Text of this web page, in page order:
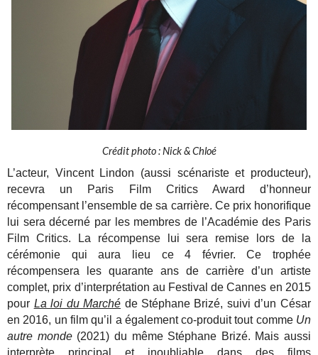
Crédit photo : Nick & Chloé
L’acteur, Vincent Lindon (aussi scénariste et producteur),
recevra un Paris Film Critics Award d’honneur
récompensant l’ensemble de sa carrière. Ce prix honorifique
lui sera décerné par les membres de l’Académie des Paris
Film Critics.
La récompense lui sera remise lors de la
cérémonie qui aura
lieu ce 4 février.Ce trophée
récompensera les quarante ans de carrière d’un artiste
complet, prix d’interprétation au Festival de Cannes en 2015
pour La loi du Marché de Stéphane Brizé, suivi d’un César
en 2016, un film qu’il a également co-produit tout comme Un
autre monde(2021) du même Stéphane Brizé. Mais aussi